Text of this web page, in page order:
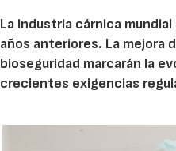
La industria cárnica
años anteriores. La mejora
bioseguridad marcarán la
crecientes exigencias